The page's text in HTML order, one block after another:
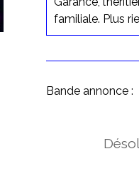
familiale. Plus
Bande annonce :